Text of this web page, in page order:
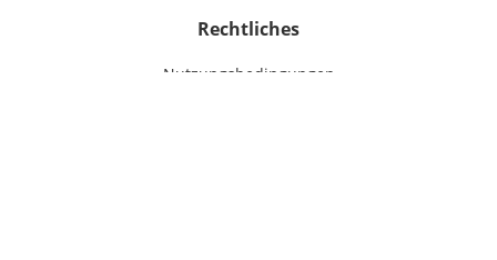
Rechtliches
Nutzungsbedingungen